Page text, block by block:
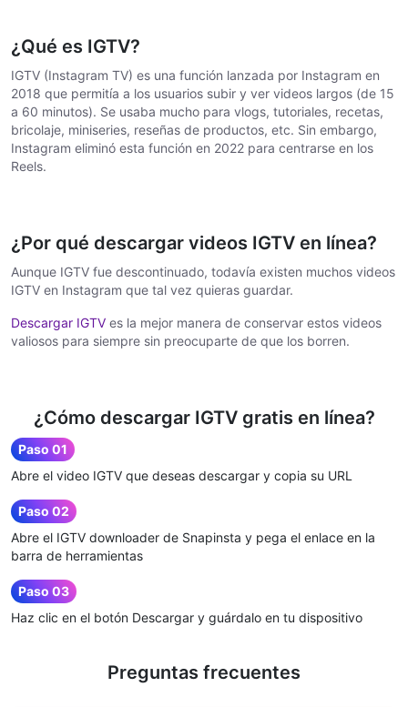
¿Qué es IGTV?
IGTV (Instagram TV) es una función lanzada por Instagram en
2018 que permitía a los usuarios subir y ver videos largos (de 15
a 60 minutos). Se usaba mucho para vlogs, tutoriales, recetas,
bricolaje, miniseries, reseñas de productos, etc. Sin embargo,
Instagram eliminó esta función en 2022 para centrarse en los
Reels.
¿Por qué descargar videos IGTV en línea?
Aunque IGTV fue descontinuado, todavía existen muchos videos
IGTV en Instagram que tal vez quieras guardar.
Descargar IGTV es la mejor manera de conservar estos videos
valiosos para siempre sin preocuparte de que los borren.
¿Cómo descargar IGTV gratis en línea?
Paso 01
Abre el video IGTV que deseas descargar y copia su URL
Paso 02
Abre el IGTV downloader de Snapinsta y pega el enlace en la
barra de herramientas
Paso 03
Haz clic en el botón Descargar y guárdalo en tu dispositivo
Preguntas frecuentes